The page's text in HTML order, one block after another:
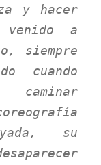
y hacer
a
siempre
cuando
su